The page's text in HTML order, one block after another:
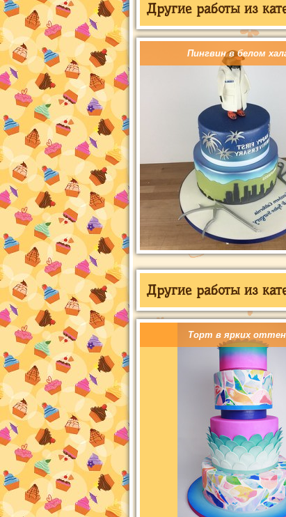
Другие работы из
Пингвин в белом
Другие работы из
Торт в ярких